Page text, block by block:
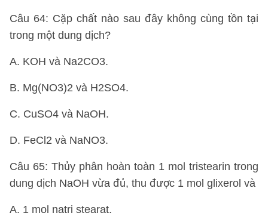
Câu 64: Cặp chất nào sau đây không cùng tồn tại
trong một dung dịch?
A. KOH và Na2CO3.
B. Mg(NO3)2 và H2SO4.
C. CuSO4 và NaOH.
D. FeCl2 và NaNO3.
Câu 65: Thủy phân hoàn toàn 1 mol tristearin trong
dung dịch NaOH vừa đủ, thu được 1 mol glixerol và
A. 1 mol natri stearat.